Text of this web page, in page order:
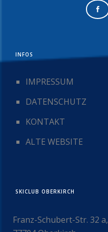
INFOS
IMPRESSUM
DATENSCHUTZ
KONTAKT
ALTE WEBSITE
SKICLUB OBERKIRCH
Franz-Schubert-Str. 32 a,